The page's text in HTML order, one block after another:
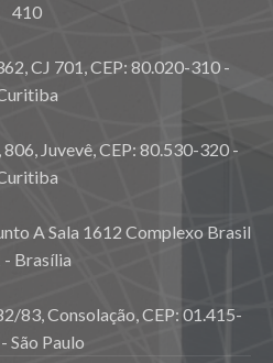
410
CJ 701, CEP: 80.020-310 -
Juvevê, CEP: 80.530-320 -
A Sala 1612 Complexo Brasil
- Brasília
83, Consolação, CEP: 01.415-
São Paulo